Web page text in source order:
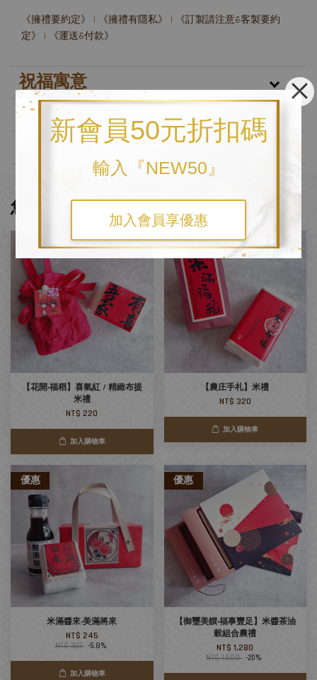
新會員50元折扣碼
輸入『NEW50』
加入會員享優惠
《擁禮要約定》 | 《擁禮有隱私》 |
《訂製請注意&客製要約
定》
| 《運送&付款》
祝福寓意
客製化方式
品牌故事
您可能也喜歡
【花開‧福稻】喜氣紅 / 精緻布提
米禮
NT$ 220
加入購物車
【農庄手札】米禮
NT$ 320
加入購物車
優惠
米滿醬來‧美滿將來
NT$ 245
NT$ 260 -5.8%
加入購物車
優惠
【御璽美饌‧福事豐足】米醬茶油
穀組合農禮
NT$ 1,280
NT$ 1,600 -20%